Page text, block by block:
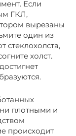
Если
ГКЛ,
вырезаны
один из
стеклохолста,
холст.
плотными и
происходит